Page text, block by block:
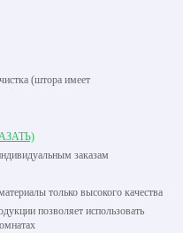
(штора имеет
заказам
только высокого качества
позволяет использовать